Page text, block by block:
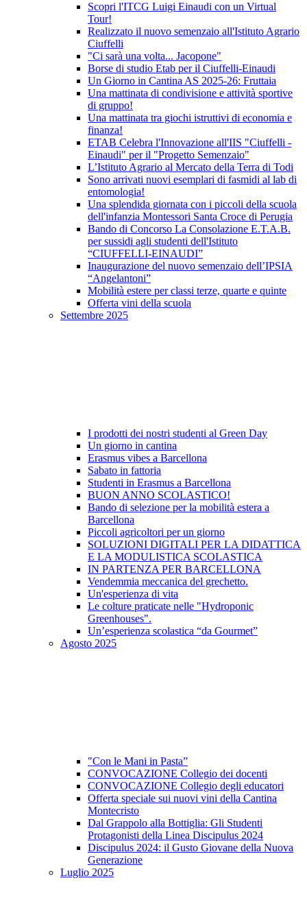
Scopri l'ITCG Luigi Einaudi con un Virtual
Tour!
Realizzato il nuovo semenzaio all'Istituto Agrario
Ciuffelli
"Ci sarà una volta... Jacopone"
Borse di studio Etab per il Ciuffelli-Einaudi
Un Giorno in Cantina AS 2025-26: Fruttaia
Una mattinata di condivisione e attività sportive
di gruppo!
Una mattinata tra giochi istruttivi di economia e
finanza!
ETAB Celebra l'Innovazione all'IIS "Ciuffelli -
Einaudi" per il "Progetto Semenzaio"
L’Istituto Agrario al Mercato della Terra di Todi
Sono arrivati nuovi esemplari di fasmidi al lab di
entomologia!
Una splendida giornata con i piccoli della scuola
dell'infanzia Montessori Santa Croce di Perugia
Bando di Concorso La Consolazione E.T.A.B.
per sussidi agli studenti dell'Istituto
“CIUFFELLI-EINAUDI”
Inaugurazione del nuovo semenzaio dell’IPSIA
“Angelantoni”
Mobilità estere per classi terze, quarte e quinte
Offerta vini della scuola
Settembre 2025
I prodotti dei nostri studenti al Green Day
Un giorno in cantina
Erasmus vibes a Barcellona
Sabato in fattoria
Studenti in Erasmus a Barcellona
BUON ANNO SCOLASTICO!
Bando di selezione per la mobilità estera a
Barcellona
Piccoli agricoltori per un giorno
SOLUZIONI DIGITALI PER LA DIDATTICA
E LA MODULISTICA SCOLASTICA
IN PARTENZA PER BARCELLONA
Vendemmia meccanica del grechetto.
Un'esperienza di vita
Le colture praticate nelle "Hydroponic
Greenhouses".
Un’esperienza scolastica “da Gourmet”
Agosto 2025
"Con le Mani in Pasta”
CONVOCAZIONE Collegio dei docenti
CONVOCAZIONE Collegio degli educatori
Offerta speciale sui nuovi vini della Cantina
Montecristo
Dal Grappolo alla Bottiglia: Gli Studenti
Protagonisti della Linea Discipulus 2024
Discipulus 2024: il Gusto Giovane della Nuova
Generazione
Luglio 2025